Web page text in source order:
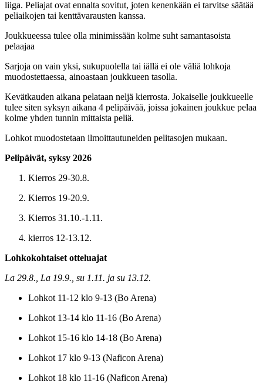
liiga. Peliajat ovat ennalta sovitut, joten kenenkään ei tarvitse säätää
peliaikojen tai kenttävarausten kanssa.
Joukkueessa tulee olla minimissään kolme suht samantasoista
pelaajaa
Sarjoja on vain yksi, sukupuolella tai iällä ei ole väliä lohkoja
muodostettaessa, ainoastaan joukkueen tasolla.
Kevätkauden aikana pelataan neljä kierrosta. Jokaiselle joukkueelle
tulee siten syksyn aikana 4 pelipäivää, joissa jokainen joukkue pelaa
kolme yhden tunnin mittaista peliä.
Lohkot muodostetaan ilmoittautuneiden pelitasojen mukaan.
Pelipäivät, syksy 2026
Kierros 29-30.8.
Kierros 19-20.9.
Kierros 31.10.-1.11.
kierros 12-13.12.
Lohkokohtaiset otteluajat
La 29.8., La 19.9., su 1.11. ja su 13.12.
Lohkot 11-12 klo 9-13 (Bo Arena)
Lohkot 13-14 klo 11-16 (Bo Arena)
Lohkot 15-16 klo 14-18 (Bo Arena)
Lohkot 17 klo 9-13 (Naficon Arena)
Lohkot 18 klo 11-16 (Naficon Arena)